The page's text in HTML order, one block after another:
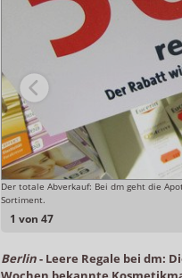
1 von 47
Der totale Abverkauf: Bei dm geht die
Sortiment.
Berlin- Leere Regale bei dm: